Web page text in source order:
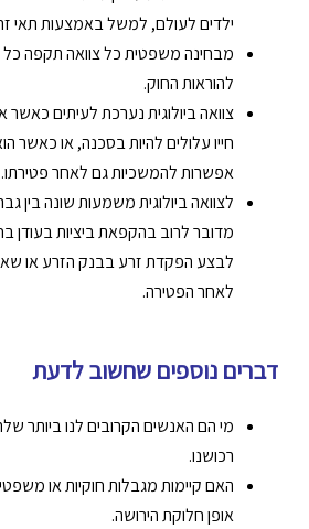
ילדים לעולם, למשל באמצעות תאי
מבחינה משפטית כל צוואה תקפה
להוראות החוק.
צוואה ביולוגית נערכת לעיתים
חייו עלולים להיות בסכנה, או
אפשרות להמשכיות גם לאחר פטירתו.
לצוואה ביולוגית משמעות שונה בין
מדובר לרוב בהקפאת ביציות בעודן
לאחר הפטירה.
דברים נוספים שחשוב לדעת
מי הם האנשים הקרובים לנו ביותר
רכושנו.
האם קיימות מגבלות חוקיות או
אופן חלוקת הירושה.